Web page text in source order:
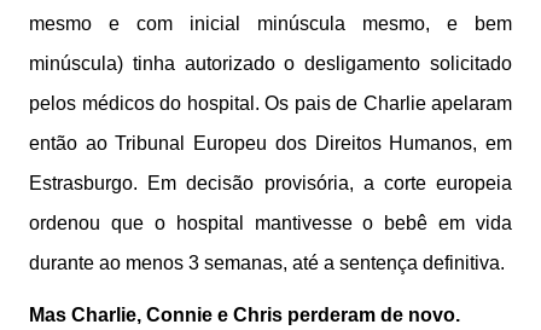
mesmo e com inicial minúscula mesmo, e bem
minúscula) tinha autorizado o desligamento solicitado
pelos médicos do hospital. Os pais de Charlie apelaram
então ao Tribunal Europeu dos Direitos Humanos, em
Estrasburgo. Em decisão provisória, a corte europeia
ordenou que o hospital mantivesse o bebê em vida
durante ao menos 3 semanas, até a sentença definitiva.
Mas Charlie, Connie e Chris perderam de novo.